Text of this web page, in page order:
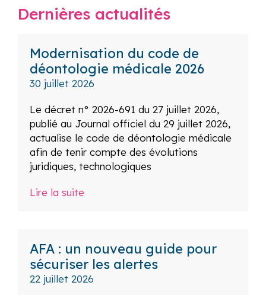
Dernières actualités
Modernisation du code de
déontologie médicale 2026
30 juillet 2026
Le décret n° 2026-691 du 27 juillet 2026,
publié au Journal officiel du 29 juillet 2026,
actualise le code de déontologie médicale
afin de tenir compte des évolutions
juridiques, technologiques
Lire la suite
AFA : un nouveau guide pour
sécuriser les alertes
22 juillet 2026